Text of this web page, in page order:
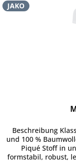
JAKO
Beschreibung
und 100 %
Piqué Stoff in
formstabil, robust,